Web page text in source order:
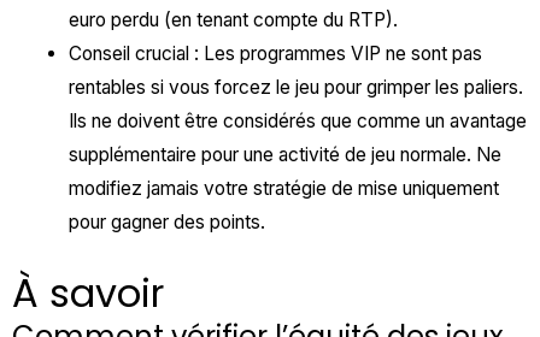
euro perdu (en tenant compte du RTP).
Conseil crucial : Les programmes VIP ne sont pas
rentables si vous forcez le jeu pour grimper les paliers.
Ils ne doivent être considérés que comme un avantage
supplémentaire pour une activité de jeu normale. Ne
modifiez jamais votre stratégie de mise uniquement
pour gagner des points.
À savoir